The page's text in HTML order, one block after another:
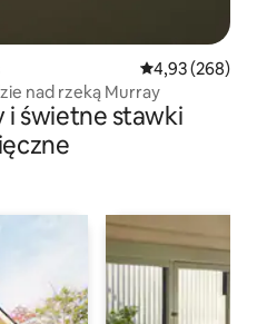
Średnia
4,93 (268)
nad rzeką Murray
i świetne stawki